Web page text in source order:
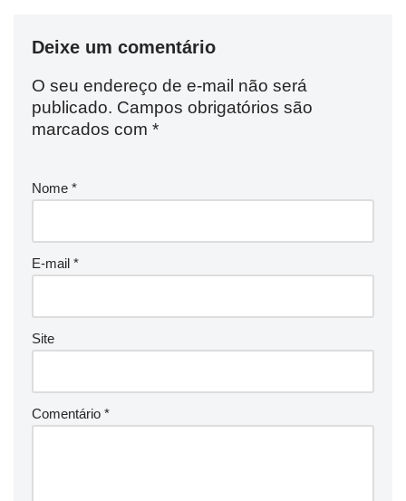
Deixe um comentário
O seu endereço de e-mail não será
publicado. Campos obrigatórios são
marcados com *
Nome *
E-mail *
Site
Comentário *